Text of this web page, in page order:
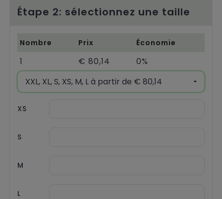
Étape 2: sélectionnez une taille
Nombre Prix Économie
1 € 80,14 0%
XS
S
M
L